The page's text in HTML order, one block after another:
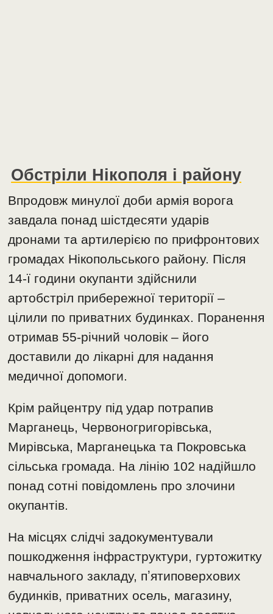
Обстріли Нікополя і району
Впродовж минулої доби армія ворога
завдала понад шістдесяти ударів
дронами та артилерією по прифронтових
громадах Нікопольського району. Після
14-ї години окупанти здійснили
артобстріл прибережної території –
цілили по приватних будинках. Поранення
отримав 55-річний чоловік – його
доставили до лікарні для надання
медичної допомоги.
Крім райцентру під удар потрапив
Марганець, Червоногригорівська,
Мирівська, Марганецька та Покровська
сільська громада. На лінію 102 надійшло
понад сотні повідомлень про злочини
окупантів.
На місцях слідчі задокументували
пошкодження інфраструктури, гуртожитку
навчального закладу, пʼятиповерхових
будинків, приватних осель, магазину,